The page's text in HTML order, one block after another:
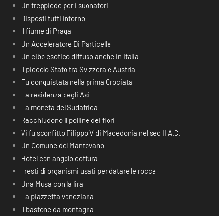
Un treppiede per i suonatori
Disposti tutti intorno
Il fiume di Praga
Un Acceleratore Di Particelle
Un cibo esotico diffuso anche in Italia
Il piccolo Stato tra Svizzera e Austria
Fu conquistata nella prima Crociata
La residenza degli Asi
La moneta del Sudafrica
Racchiudono il polline dei fiori
Vi fu sconfitto Filippo V di Macedonia nel sec II A.C.
Un Comune del Mantovano
Hotel con angolo cottura
I resti di organismi usati per datare le rocce
Una Musa con la lira
La piazzetta veneziana
Il bastone da montagna